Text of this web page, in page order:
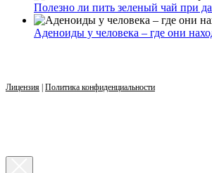
Полезно ли пить зеленый чай при
Аденоиды у человека – где они
Лицензия | Политика конфиденциальности